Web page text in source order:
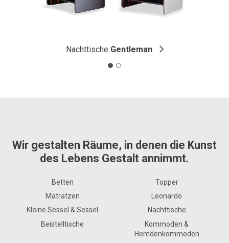
Nachttische Gentleman
Wir gestalten Räume, in denen die Kunst
des Lebens Gestalt annimmt.
Betten
Matratzen
Kleine Sessel & Sessel
Beistelltische
Topper
Leonardo
Nachttische
Kommoden &
Hemdenkommoden